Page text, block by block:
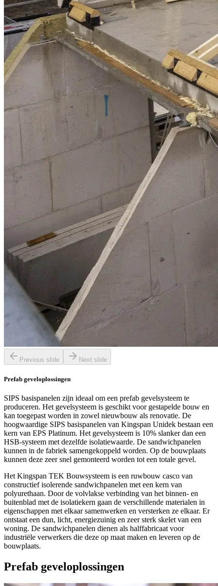
Previous slide Next slide
Prefab geveloplossingen
SIPS basispanelen zijn ideaal om een prefab gevelsysteem te
produceren. Het gevelsysteem is geschikt voor gestapelde bouw en
kan toegepast worden in zowel nieuwbouw als renovatie. De
hoogwaardige SIPS basispanelen van Kingspan Unidek bestaan een
kern van EPS Platinum. Het gevelsysteem is 10% slanker dan een
HSB-systeem met dezelfde isolatiewaarde. De sandwichpanelen
kunnen in de fabriek samengekoppeld worden. Op de bouwplaats
kunnen deze zeer snel gemonteerd worden tot een totale gevel.
Het Kingspan TEK Bouwsysteem is een ruwbouw casco van
constructief isolerende sandwichpanelen met een kern van
polyurethaan. Door de volvlakse verbinding van het binnen- en
buitenblad met de isolatiekern gaan de verschillende materialen in
eigenschappen met elkaar samenwerken en versterken ze elkaar. Er
ontstaat een dun, licht, energiezuinig en zeer sterk skelet van een
woning. De sandwichpanelen dienen als halffabricaat voor
industriële verwerkers die deze op maat maken en leveren op de
bouwplaats.
Prefab geveloplossingen